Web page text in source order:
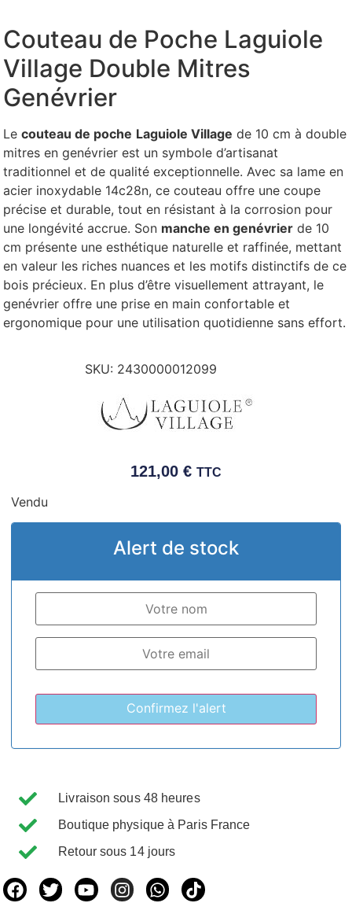
Couteau de Poche Laguiole
Village Double Mitres
Genévrier
Lecouteau de poche Laguiole Village de 10 cm à double
mitres en genévrier est un symbole d’artisanat
traditionnel et de qualité exceptionnelle. Avec sa lame en
acier inoxydable 14c28n, ce couteau offre une coupe
précise et durable, tout en résistant à la corrosion pour
une longévité accrue. Son manche en genévrier de 10
cm présente une esthétique naturelle et raffinée, mettant
en valeur les riches nuances et les motifs distinctifs de ce
bois précieux. En plus d’être visuellement attrayant, le
genévrier offre une prise en main confortable et
ergonomique pour une utilisation quotidienne sans effort.
SKU: 2430000012099
121,00 € TTC
Vendu
Alert de stock
Livraison sous 48 heures
Boutique physique à Paris France
Retour sous 14 jours